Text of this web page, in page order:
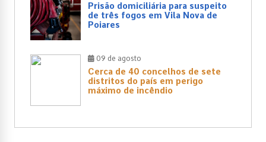
Prisão domiciliária para suspeito
de três fogos em Vila Nova de
Poiares
09 de agosto
Cerca de 40 concelhos de sete
distritos do país em perigo
máximo de incêndio